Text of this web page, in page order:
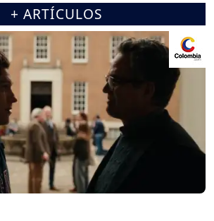
+ ARTÍCULOS